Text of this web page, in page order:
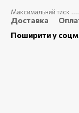
Максимальний тиск
Доставка
Поширити у